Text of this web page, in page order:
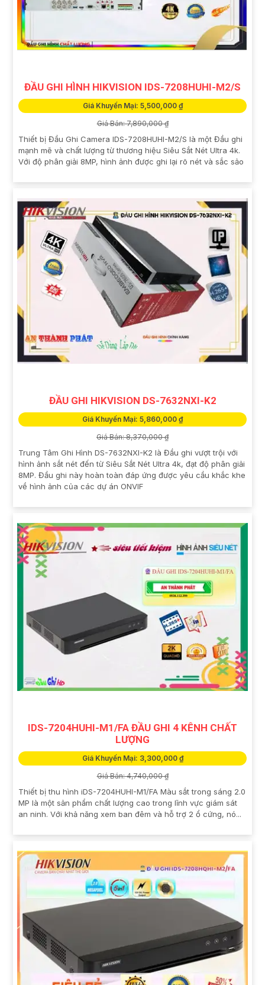
ĐẦU GHI HÌNH HIKVISION IDS-7208HUHI-M2/S
Giá Khuyến Mại: 5,500,000 ₫
Giá Bán: 7,890,000 ₫
Thiết bị Đầu Ghi Camera IDS-7208HUHI-M2/S là một Đầu ghi
mạnh mẽ và chất lượng từ thương hiệu Siêu Sắt Nét Ultra 4k.
Với độ phân giải 8MP, hình ảnh được ghi lại rõ nét và sắc sảo
ĐẦU GHI HIKVISION DS-7632NXI-K2
Giá Khuyến Mại: 5,860,000 ₫
Giá Bán: 8,370,000 ₫
Trung Tâm Ghi Hình DS-7632NXI-K2 là Đầu ghi vượt trội với
hình ảnh sắt nét đến từ Siêu Sắt Nét Ultra 4k, đạt độ phân giải
8MP. Đầu ghi này hoàn toàn đáp ứng được yêu cầu khắc khe
về hình ảnh của các dự án ONVIF
IDS-7204HUHI-M1/FA ĐẦU GHI 4 KÊNH CHẤT
LƯỢNG
Giá Khuyến Mại: 3,300,000 ₫
Giá Bán: 4,740,000 ₫
Thiết bị thu hình iDS-7204HUHI-M1/FA Màu sắt trong sáng 2.0
MP là một sản phẩm chất lượng cao trong lĩnh vực giám sát
an ninh. Với khả năng xem ban đêm và hỗ trợ 2 ổ cứng, nó...